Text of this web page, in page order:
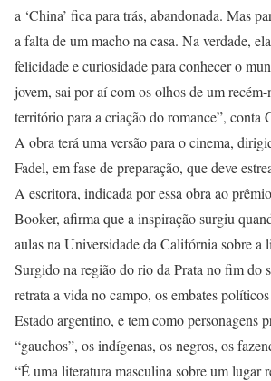
a ‘China’ fica para trás, abandonada. Mas
a falta de um macho na casa. Na verdade,
felicidade e curiosidade para conhecer o
jovem, sai por aí com os olhos de um
território para a criação do romance”, conta
A obra terá uma versão para o cinema,
Fadel, em fase de preparação, que deve
A escritora, indicada por essa obra ao
Booker, afirma que a inspiração surgiu
aulas na Universidade da Califórnia sobre a
Surgido na região do rio da Prata no fim do
retrata a vida no campo, os embates
Estado argentino, e tem como personagens
“gauchos”, os indígenas, os negros, os
“É uma literatura masculina sobre um lugar